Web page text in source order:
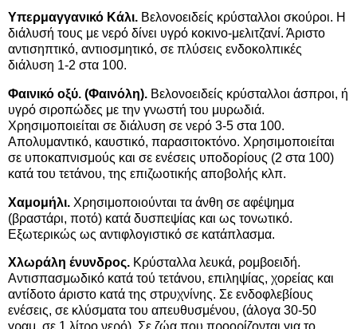
Υπερμαγγανικό Κάλι. Βελονοειδείς κρύσταλλοι σκούροι. Η
διάλυσή τους με νερό δίνει υγρό κοκινο-μελιτζανί. Άριστο
αντισηπτικό, αντιοσμητικό, σε πλύσεις ενδοκολπικές
διάλυση 1-2 στα 100.
Φαινικό οξύ. (Φαινόλη). Βελονοειδείς κρύσταλλοι άσπροι, ή
υγρό σιροπώδες με την γνωστή του μυρωδιά.
Χρησιμοποιείται σε διάλυση σε νερό 3-5 στα 100.
Απολυμαντικό, καυστικό, παρασιτοκτόνο. Χρησιμοποιείται
σε υποκαπνισμούς και σε ενέσεις υποδορίους (2 στα 100)
κατά του τετάνου, της επιζωοτικής αποβολής κλπ.
Χαμομήλι. Χρησιμοποιούνται τα άνθη σε αφέψημα
(βραστάρι, ποτό) κατά δυσπεψίας και ως τονωτικό.
Εξωτερικώς ως αντιφλογιστικό σε κατάπλασμα.
Χλωράλη ένυνδρος. Κρύσταλλα λευκά, ρομβοειδή.
Αντισπασμωδικό κατά τού τετάνου, επιληψίας, χορείας και
αντίδοτο άριστο κατά της στρυχνίνης. Σε ενδοφλεβίους
ενέσεις, σε κλύσματα του απευθυσμένου, (άλογα 30-50